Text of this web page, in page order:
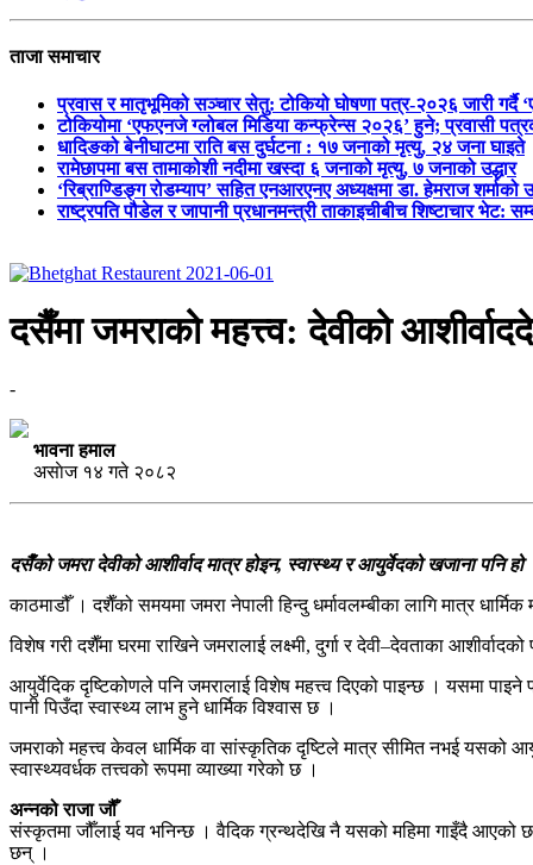
ताजा समाचार
प्रवास र मातृभूमिको सञ्चार सेतु: टोकियो घोषणा पत्र-२०२६ जारी गर्दै
टोकियोमा ‘एफएनजे ग्लोबल मिडिया कन्फ्रेन्स २०२६’ हुने; प्रवासी
धादिङको बेनीघाटमा राति बस दुर्घटना : १७ जनाको मृत्यु, २४ जना घाइते
रामेछापमा बस तामाकोशी नदीमा खस्दा ६ जनाको मृत्यु, ७ जनाको उद्धार
‘रिब्राण्डिङ्ग रोडम्याप’ सहित एनआरएनए अध्यक्षमा डा. हेमराज शर्माको
राष्ट्रपति पौडेल र जापानी प्रधानमन्त्री ताकाइचीबीच शिष्टाचार भेट:
दसैँमा जमराको महत्त्व: देवीको
-
भावना हमाल
असाेज १४ गते २०८२
दसैँको जमरा देवीको आशीर्वाद मात्र होइन, स्वास्थ्य र आयुर्वेदको खजाना पनि
काठमाडौँ । दशैँको समयमा जमरा नेपाली हिन्दु धर्मावलम्बीका लागि मात्र
विशेष गरी दशैँमा घरमा राखिने जमरालाई लक्ष्मी, दुर्गा र देवी–देवताका
आयुर्वेदिक दृष्टिकोणले पनि जमरालाई विशेष महत्त्व दिएको पाइन्छ । यसमा
पानी पिउँदा स्वास्थ्य लाभ हुने धार्मिक विश्वास छ ।
जमराको महत्त्व केवल धार्मिक वा सांस्कृतिक दृष्टिले मात्र सीमित नभई यसको
स्वास्थ्यवर्धक तत्त्वको रूपमा व्याख्या गरेको छ ।
अन्नको राजा जौँ
संस्कृतमा जौँलाई यव भनिन्छ । वैदिक ग्रन्थदेखि नै यसको महिमा गाइँदै आएको छ
छन् ।